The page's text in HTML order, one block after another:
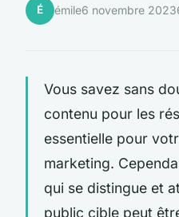
É émile6 novembre 2023
Vous savez sans
contenu pour les
essentielle pour
marketing.
qui se distingue et
public cible peut